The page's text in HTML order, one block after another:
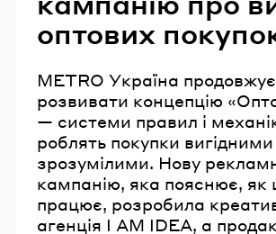
оптових
METRO Україна продовжує
розвивати концепцію
— системи правил і
роблять покупки
зрозумілими. Нову
кампанію, яка пояснює, як
працює, розробила
агенція I AM IDEA, а